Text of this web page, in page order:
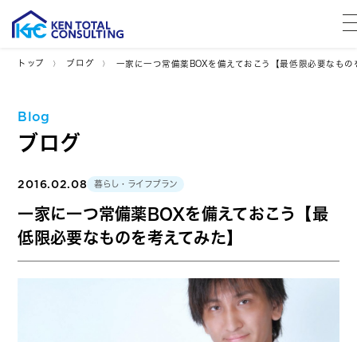
トップ ブログ 一家に一つ常備薬BOXを備えておこう【最低限必要なもの
Blog
ブログ
2016.02.08 暮らし・ライフプラン
一家に一つ常備薬BOXを備えておこう【最
低限必要なものを考えてみた】